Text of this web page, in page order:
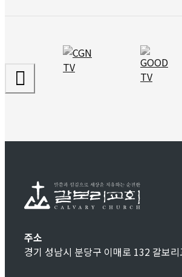
주소
경기 성남시 분당구 이매로 132 갈보리